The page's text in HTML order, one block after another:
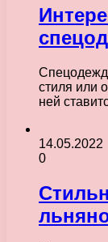
стиля или
ней
14.05.2022
0